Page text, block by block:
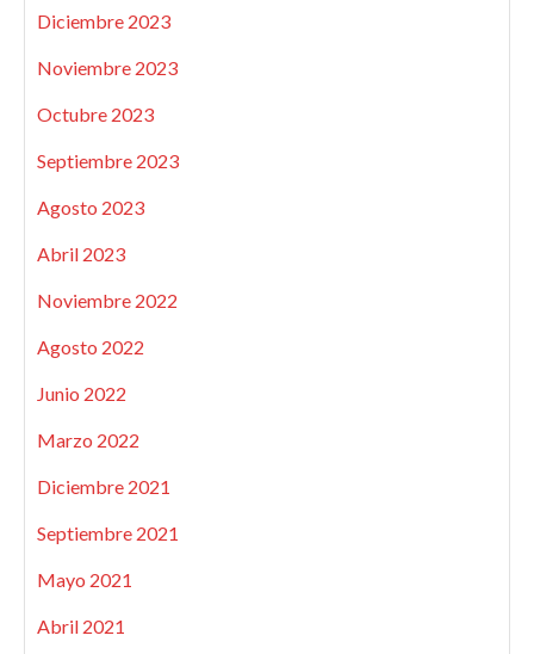
Diciembre 2023
Noviembre 2023
Octubre 2023
Septiembre 2023
Agosto 2023
Abril 2023
Noviembre 2022
Agosto 2022
Junio 2022
Marzo 2022
Diciembre 2021
Septiembre 2021
Mayo 2021
Abril 2021